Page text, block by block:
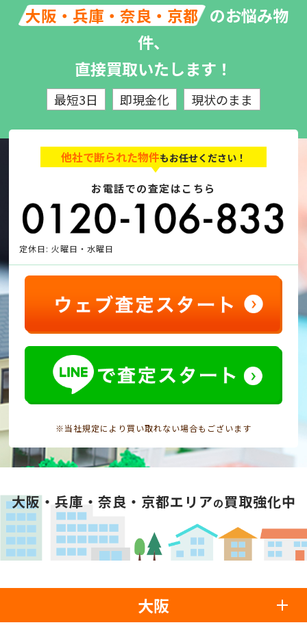
大阪・兵庫・奈良・京都 のお悩み物
件、
直接買取いたします！
最短3日 即現金化 現状のまま
他社で断られた物件もお任せください！
お電話での査定はこちら
定休日: 火曜日・水曜日
※当社規定により買い取れない場合もございます
大阪・兵庫・奈良・京都エリアの買取強化中
大阪